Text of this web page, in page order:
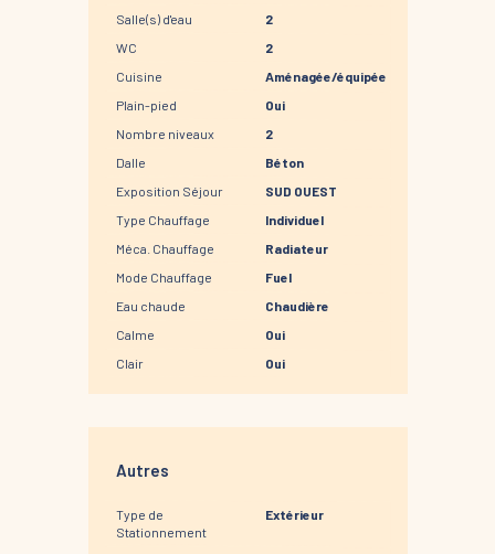
Salle(s) d'eau
2
WC
2
Cuisine
Aménagée/équipée
Plain-pied
Oui
Nombre niveaux
2
Dalle
Béton
Exposition Séjour
SUD OUEST
Type Chauffage
Individuel
Méca. Chauffage
Radiateur
Mode Chauffage
Fuel
Eau chaude
Chaudière
Calme
Oui
Clair
Oui
Autres
Type de
Stationnement
Extérieur